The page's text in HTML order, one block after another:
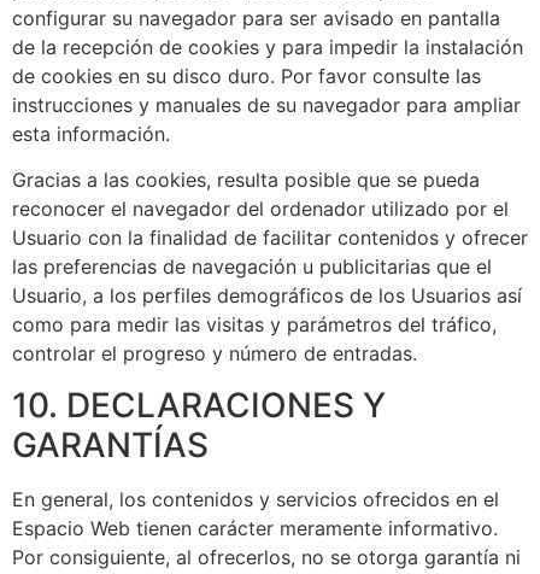
configurar su navegador para ser avisado en pantalla
de la recepción de cookies y para impedir la instalación
de cookies en su disco duro. Por favor consulte las
instrucciones y manuales de su navegador para ampliar
esta información.
Gracias a las cookies, resulta posible que se pueda
reconocer el navegador del ordenador utilizado por el
Usuario con la finalidad de facilitar contenidos y ofrecer
las preferencias de navegación u publicitarias que el
Usuario, a los perfiles demográficos de los Usuarios así
como para medir las visitas y parámetros del tráfico,
controlar el progreso y número de entradas.
10. DECLARACIONES Y
GARANTÍAS
En general, los contenidos y servicios ofrecidos en el
Espacio Web tienen carácter meramente informativo.
Por consiguiente, al ofrecerlos, no se otorga garantía ni